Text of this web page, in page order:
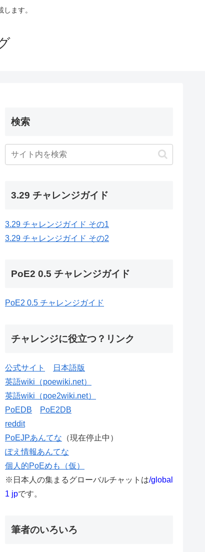
ます。
検索
3.29 チャレンジガイド
3.29 チャレンジガイド その1
3.29 チャレンジガイド その2
PoE2 0.5 チャレンジガイド
PoE2 0.5 チャレンジガイド
チャレンジに役立つ？リンク
公式サイト
日本語版
英語wiki（poewiki.net）
英語wiki（poe2wiki.net）
PoEDB
PoE2DB
reddit
PoEJPあんてな （現在停止中）
ぽえ情報あんてな
個人的PoEめも（仮）
※日本人の集まるグローバルチャットは/global
1 jpです。
筆者のいろいろ